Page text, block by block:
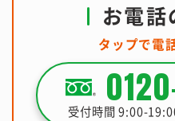
お電話
タップで電
受付時間 9:00-